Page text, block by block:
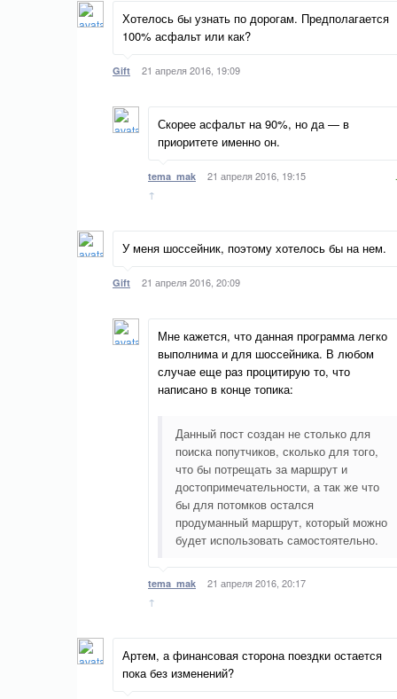
Хотелось бы узнать по дорогам. Предполагается
100% асфальт или как?
Gift 21 апреля 2016, 19:09
Скорее асфальт на 90%, но да — в
приоритете именно он.
tema_mak 21 апреля 2016, 19:15
↑
У меня шоссейник, поэтому хотелось бы на нем.
Gift 21 апреля 2016, 20:09
Мне кажется, что данная программа легко
выполнима и для шоссейника. В любом
случае еще раз процитирую то, что
написано в конце топика:
Данный пост создан не столько для
поиска попутчиков, сколько для того,
что бы потрещать за маршрут и
достопримечательности, а так же что
бы для потомков остался
продуманный маршрут, который можно
будет использовать самостоятельно.
tema_mak
21 апреля 2016, 20:17
↑
Артем, а финансовая сторона поездки остается
пока без изменений?